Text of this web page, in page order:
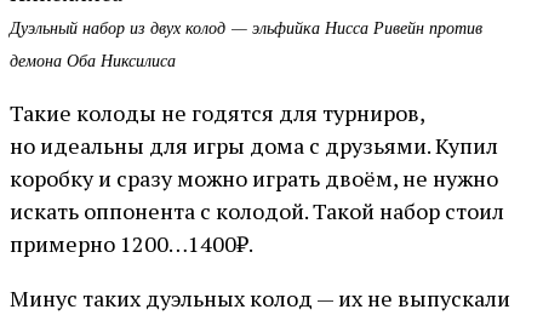
Дуэльный набор из двух колод — эльфийка Нисса Ривейн против
демона Оба Никсилиса
Такие колоды не годятся для турниров,
но идеальны для игры дома с друзьями. Купил
коробку и сразу можно играть двоём, не нужно
искать оппонента с колодой. Такой набор стоил
примерно 1200…1400₽.
Минус таких дуэльных колод — их не выпускали